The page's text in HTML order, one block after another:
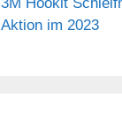
Aktion im 2023